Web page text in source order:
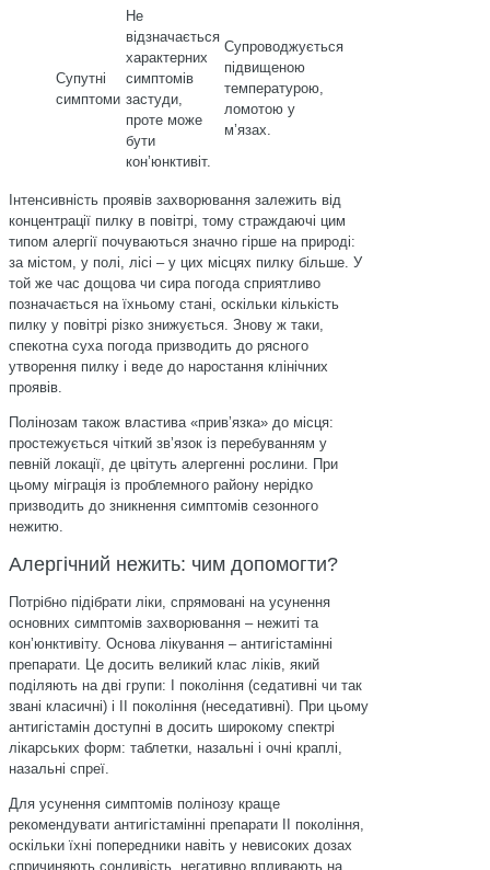
Супутні
симптоми
Не
відзначається
характерних
симптомів
застуди,
проте може
бути
кон’юнктивіт.
Супроводжується
підвищеною
температурою,
ломотою у
м’язах.
Інтенсивність проявів захворювання залежить від
концентрації пилку в повітрі, тому страждаючі цим
типом алергії почуваються значно гірше на природі:
за містом, у полі, лісі – у цих місцях пилку більше. У
той же час дощова чи сира погода сприятливо
позначається на їхньому стані, оскільки кількість
пилку у повітрі різко знижується. Знову ж таки,
спекотна суха погода призводить до рясного
утворення пилку і веде до наростання клінічних
проявів.
Полінозам також властива «привʼязка» до місця:
простежується чіткий звʼязок із перебуванням у
певній локації, де цвітуть алергенні рослини. При
цьому міграція із проблемного району нерідко
призводить до зникнення симптомів сезонного
нежитю.
Алергічний нежить: чим допомогти?
Потрібно підібрати ліки, спрямовані на усунення
основних симптомів захворювання – нежиті та
конʼюнктивіту. Основа лікування – антигістамінні
препарати. Це досить великий клас ліків, який
поділяють на дві групи: І покоління (седативні чи так
звані класичні) і ІІ покоління (неседативні). При цьому
антигістамін доступні в досить широкому спектрі
лікарських форм: таблетки, назальні і очні краплі,
назальні спреї.
Для усунення симптомів полінозу краще
рекомендувати антигістамінні препарати II покоління,
оскільки їхні попередники навіть у невисоких дозах
спричиняють сонливість, негативно впливають на